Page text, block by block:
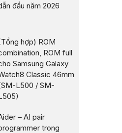
đầu năm 2026
hợp) ROM
ROM full
Samsung Galaxy
Classic 46mm
L500 / SM-
– AI pair
trong